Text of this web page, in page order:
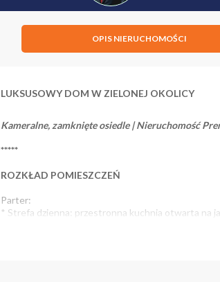
OPIS NIERUCHOMOŚCI
LUKSUSOWY DOM W ZIELONEJ OKOLICY
Kameralne, zamknięte osiedle | Nieruchomość
*****
ROZKŁAD POMIESZCZEŃ
Parter:
* Strefa dzienna: przestronna kuchnia otwarta na